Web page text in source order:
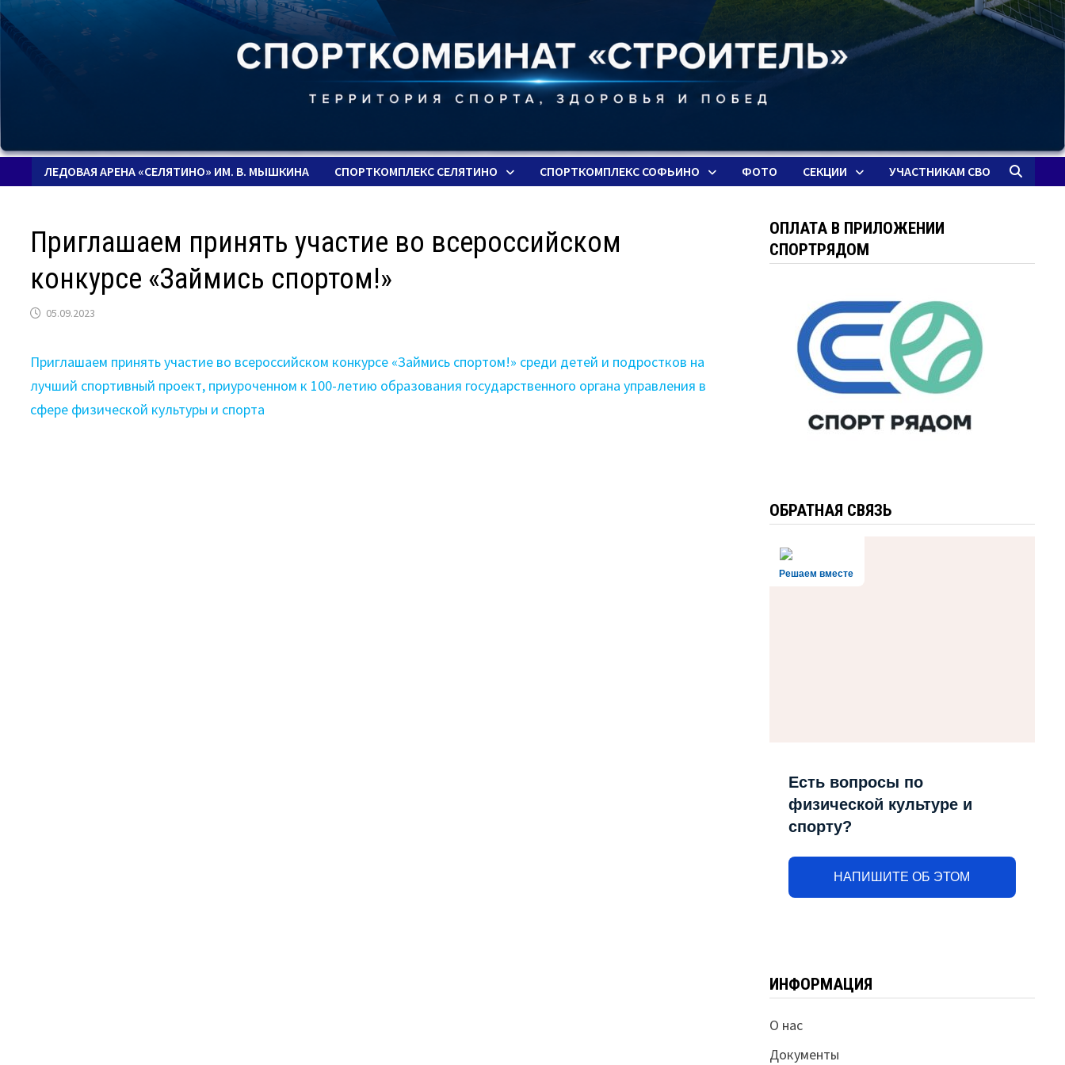
ЛЕДОВАЯ АРЕНА «СЕЛЯТИНО» ИМ. В. МЫШКИНА СПОРТКОМПЛЕКС СЕЛЯТИНО СПОРТКОМПЛЕКС СОФЬИНО ФОТО СЕКЦИИ УЧАСТНИКАМ СВО
Приглашаем принять участие во всероссийском
конкурсе «Займись спортом!»
05.09.2023
Приглашаем принять участие во всероссийском конкурсе «Займись спортом!» среди детей и подростков на
лучший спортивный проект, приуроченном к 100-летию образования государственного органа управления в
сфере физической культуры и спорта
ОПЛАТА В ПРИЛОЖЕНИИ
СПОРТРЯДОМ
ОБРАТНАЯ СВЯЗЬ
Решаем вместе
Есть вопросы по
физической культуре и
спорту?
НАПИШИТЕ ОБ ЭТОМ
ИНФОРМАЦИЯ
О нас
Документы